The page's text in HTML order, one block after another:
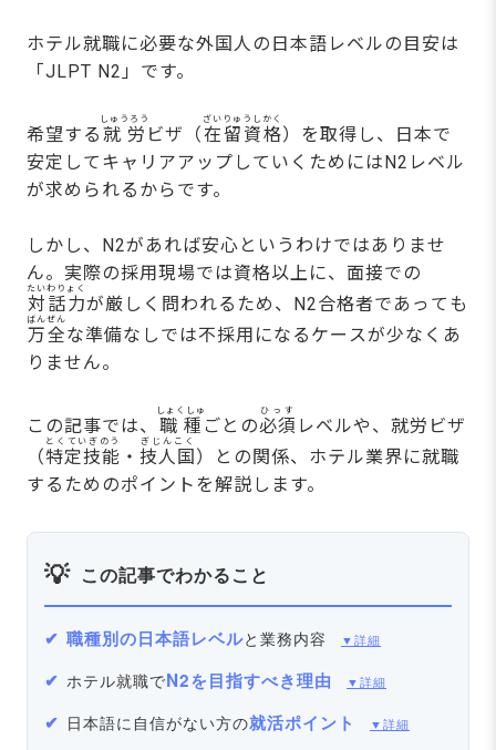
ホテル就職に必要な外国人の日本語レベルの目安は
「JLPT N2」です。
希望する 就労
しゅうろう
ビザ（在留資格
ざいりゅうしかく
）を取得し、日本で
安定してキャリアアップしていくためにはN2レベル
が求められるからです。
しかし、N2があれば安心というわけではありませ
ん。実際の採用現場では資格以上に、面接での
対話力
たいわりょく
が厳しく問われるため、N2合格者であっても
万全
ばんぜん
な準備なしでは不採用になるケースが少なくあ
りません。
この記事では、 職種
しょくしゅ
ごとの必須
ひっす
レベルや、就労ビザ
（特定技能
とくていぎのう
・ 技人国
ぎじんこく
）との関係、ホテル業界に就職
するためのポイントを解説します。
この記事でわかること
職種別の日本語レベルと業務内容 ▼詳細
ホテル就職でN2を目指すべき理由 ▼詳細
日本語に自信がない方の就活ポイント ▼詳細